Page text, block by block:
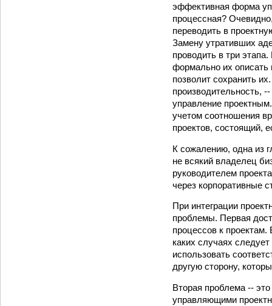
эффективная форма
процессная?
переводить в
Замену утративших
проводить в три
формально их описать
позволит сохранить
производительность,
управление
учетом соотношения
проектов, состоящий,
К сожалению, одна из
не всякий владелец
руководителем
через корпоративные
При интеграции
проблемы. Первая
процессов к проектам.
каких случаях
использовать
другую сторону,
Вторая проблема --
управляющими